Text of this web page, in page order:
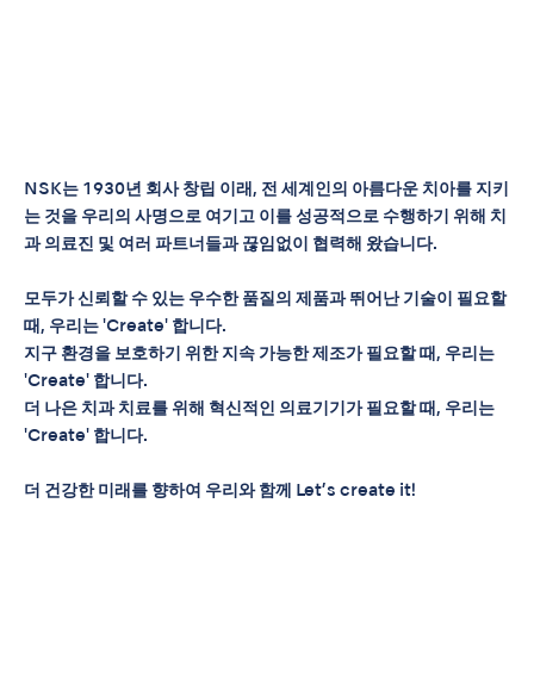
NSK는 1930년 회사 창립 이래, 전 세계인의 아름다운 치아를 지키
는 것을 우리의 사명으로 여기고 이를 성공적으로 수행하기 위해 치
과 의료진 및 여러 파트너들과 끊임없이 협력해 왔습니다.
모두가 신뢰할 수 있는 우수한 품질의 제품과 뛰어난 기술이 필요할
때, 우리는 'Create' 합니다.
지구 환경을 보호하기 위한 지속 가능한 제조가 필요할 때, 우리는
'Create' 합니다.
더 나은 치과 치료를 위해 혁신적인 의료기기가 필요할 때, 우리는
'Create' 합니다.
더 건강한 미래를 향하여 우리와 함께 Let’s create it!